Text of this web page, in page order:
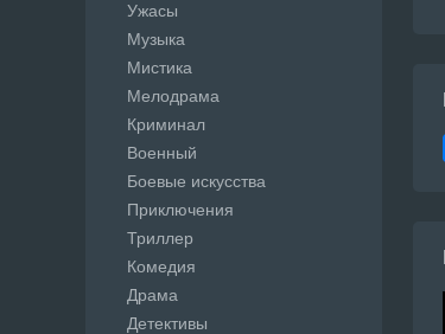
Ужасы
Музыка
Мистика
Мелодрама
Криминал
Военный
Боевые искусства
Приключения
Триллер
Комедия
Драма
Детективы